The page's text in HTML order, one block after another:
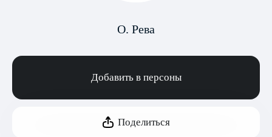
О. Рева
Добавить в персоны
Поделиться